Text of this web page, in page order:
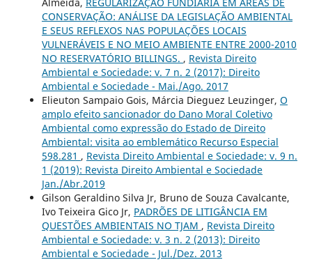
CONSERVAÇÃO: ANÁLISE DA LEGISLAÇÃO AMBIENTAL
E SEUS REFLEXOS NAS POPULAÇÕES LOCAIS
VULNERÁVEIS E NO MEIO AMBIENTE ENTRE 2000-2010
NO RESERVATÓRIO BILLINGS. , Revista Direito
Ambiental e Sociedade: v. 7 n. 2 (2017): Direito
Ambiental e Sociedade - Mai./Ago. 2017
Elieuton Sampaio Gois, Márcia Dieguez Leuzinger, O
amplo efeito sancionador do Dano Moral Coletivo
Ambiental como expressão do Estado de Direito
Ambiental: visita ao emblemático Recurso Especial
598.281 , Revista Direito Ambiental e Sociedade: v. 9 n.
1 (2019): Revista Direito Ambiental e Sociedade
Jan./Abr.2019
Gilson Geraldino Silva Jr, Bruno de Souza Cavalcante,
Ivo Teixeira Gico Jr, PADRÕES DE LITIGÂNCIA EM
QUESTÕES AMBIENTAIS NO TJAM , Revista Direito
Ambiental e Sociedade: v. 3 n. 2 (2013): Direito
Ambiental e Sociedade - Jul./Dez. 2013